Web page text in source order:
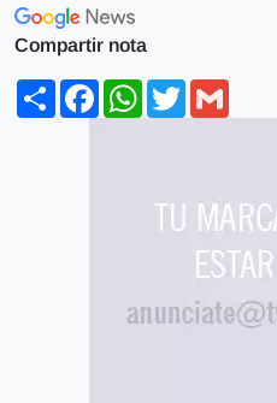
Compartir nota
ShareFacebookWhatsApp
Twitter